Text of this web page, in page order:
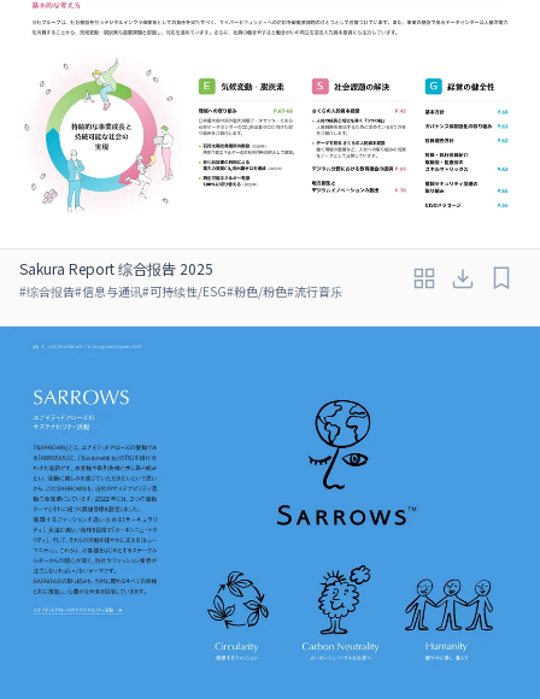
Sakura Report 综合报告 2025
#综合报告#信息与通讯#可持续性/ESG#粉色/粉色#流行音乐